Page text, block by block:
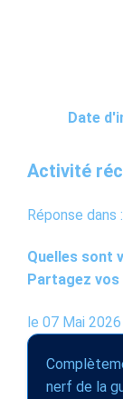
Date
Activité
Réponse dans :
Quelles sont
Partagez
le 07 Mai 2026
nerf de la